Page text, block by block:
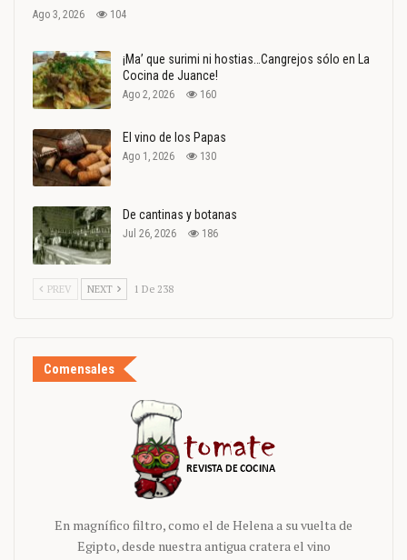
Ago 3, 2026 104
¡Ma’ que surimi ni hostias…Cangrejos sólo en La
Cocina de Juance!
Ago 2, 2026 160
El vino de los Papas
Ago 1, 2026 130
De cantinas y botanas
Jul 26, 2026 186
PREV NEXT 1 De 238
Comensales
En magnífico filtro, como el de Helena a su vuelta de
Egipto, desde nuestra antigua cratera el vino